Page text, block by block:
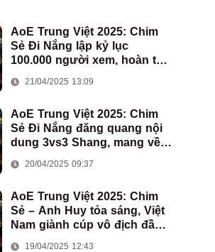
AoE Trung Việt 2025: Chim
Sẻ Đi Nắng lập kỷ lục
100.000 người xem, hoàn tất
Việt Nam
21/04/2025 13:09
AoE Trung Việt 2025: Chim
Sẻ Đi Nắng đăng quang nội
dung 3vs3 Shang, mang về
đoàn AoE Việt Nam
20/04/2025 09:37
AoE Trung Việt 2025: Chim
Sẻ – Anh Huy tỏa sáng, Việt
Nam giành cúp vô địch đầu
19/04/2025 12:43